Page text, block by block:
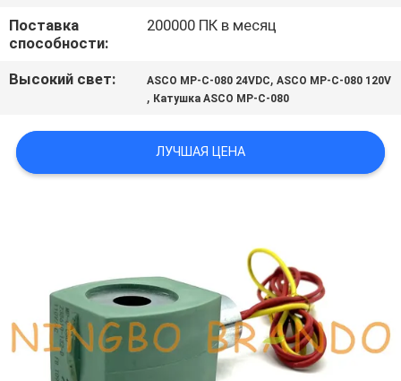
ЦИТАТУ
COMPANY
NEWS
КАРТА
ПОЛИТИКА
КОНФИДЕНЦИАЛЬНОСТИ
Поставка
способности:
200000 ПК в месяц
Высокий свет: ASCO MP-C-080 24VDC,ASCO MP-C-080 120V
, Катушка ASCO MP-C-080
ЛУЧШАЯ ЦЕНА